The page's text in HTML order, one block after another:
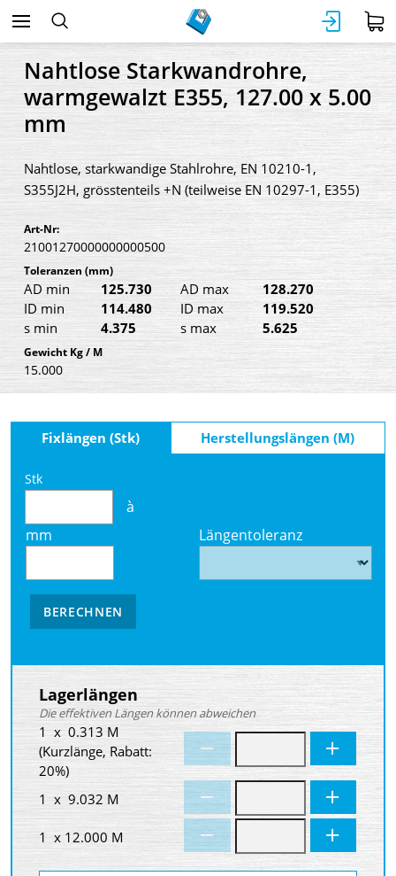
Nahtlose Starkwandrohre,
warmgewalzt E355, 127.00 x 5.00
mm
Nahtlose, starkwandige Stahlrohre, EN 10210-1,
S355J2H, grösstenteils +N (teilweise EN 10297-1, E355)
Art-Nr:
21001270000000000500
Toleranzen (mm)
AD min 125.730 AD max
128.270
ID min
114.480 ID max
119.520
s min
4.375 s max 5.625
Gewicht Kg / M
15.000
Fixlängen (Stk) Herstellungslängen (M)
Stk
à
mm
Längentoleranz
BERECHNEN
Lagerlängen
Die effektiven Längen können abweichen
1 x 0.313 M
(Kurzlänge, Rabatt:
20%)
1 x 9.032 M
1 x 12.000 M